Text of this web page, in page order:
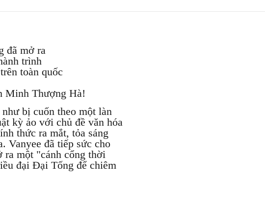
đã mở ra
trình
toàn quốc
Minh Thượng Hà!
bị cuốn theo một làn
kỳ ảo với chủ đề văn hóa
thức ra mắt, tỏa sáng
Vanyee đã tiếp sức cho
ra một "cánh cổng thời
đại Đại Tống để chiêm